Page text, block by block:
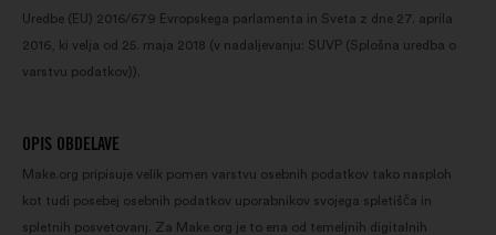
Uredbe (EU) 2016/679 Evropskega parlamenta in Sveta z dne 27. aprila
2016, ki velja od 25. maja 2018 (v nadaljevanju: SUVP (Splošna uredba o
varstvu podatkov)).
OPIS OBDELAVE
Make.org pripisuje velik pomen varstvu osebnih podatkov tako nasploh
kot tudi posebej osebnih podatkov uporabnikov svojega spletišča in
spletnih posvetovanj. Za Make.org je to ena od temeljnih digitalnih